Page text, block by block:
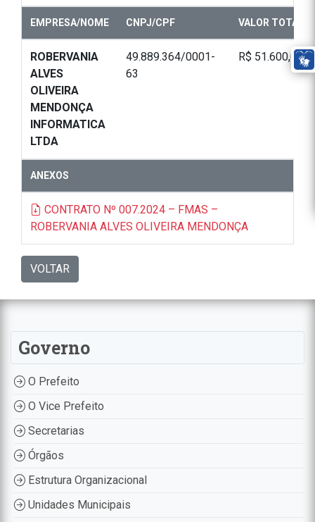
EMPRESA/NOME CNPJ/CPF VALOR TOTAL
ROBERVANIA
ALVES
OLIVEIRA
MENDONÇA
INFORMATICA
LTDA
49.889.364/0001-
63
R$ 51.600,00
ANEXOS
CONTRATO Nº 007.2024 – FMAS –
ROBERVANIA ALVES OLIVEIRA MENDONÇA
VOLTAR
Governo
O Prefeito
O Vice Prefeito
Secretarias
Órgãos
Estrutura Organizacional
Unidades Municipais